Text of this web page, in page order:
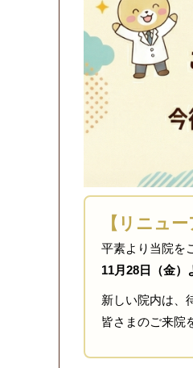
【リニュ
平素より当院を
11月28日（金
新しい院内は、
皆さまのご来院